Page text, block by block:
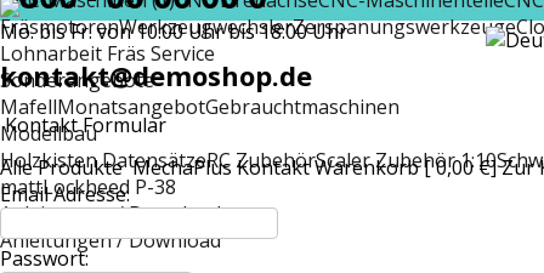
FräsmotorenWerkzeugwechslerZerspanungswerkzeuge
Lohnarbeit Fräs Service
Sonderangebote
MafellMonatsangebotGebrauchtmaschinen
Modellbau
Holzkisten DatensätzeRC ZubehörScaler Zubehör 1:10
mattLockheed P-38
Anleitungen / Download
Anleitungen / Download
Mo. bis Fr. von 10:00 Uhr bis 18:00 Uhr
kontakt@demoshop.de
Kontakt Formular
Alle Produkte MechaPlus KontaktWarenkorb [ 0,00 €]Zur
Email Adresse:
Passwort: